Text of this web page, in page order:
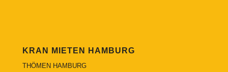
KRAN MIETEN HAMBURG
THÖMEN HAMBURG